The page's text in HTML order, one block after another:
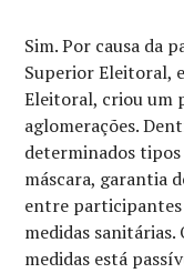
Sim. Por causa da
Superior Eleitoral,
Eleitoral, criou um
aglomerações.
determinados
máscara, garantia
entre
medidas
medidas está